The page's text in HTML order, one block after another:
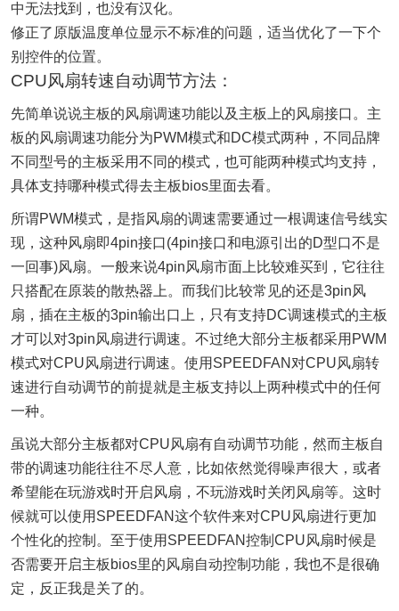
中无法找到，也没有汉化。
修正了原版温度单位显示不标准的问题，适当优化了一下个
别控件的位置。
CPU风扇转速自动调节方法：
先简单说说主板的风扇调速功能以及主板上的风扇接口。主
板的风扇调速功能分为PWM模式和DC模式两种，不同品牌
不同型号的主板采用不同的模式，也可能两种模式均支持，
具体支持哪种模式得去主板bios里面去看。
所谓PWM模式，是指风扇的调速需要通过一根调速信号线实
现，这种风扇即4pin接口(4pin接口和电源引出的D型口不是
一回事)风扇。一般来说4pin风扇市面上比较难买到，它往往
只搭配在原装的散热器上。而我们比较常见的还是3pin风
扇，插在主板的3pin输出口上，只有支持DC调速模式的主板
才可以对3pin风扇进行调速。不过绝大部分主板都采用PWM
模式对CPU风扇进行调速。使用SPEEDFAN对CPU风扇转
速进行自动调节的前提就是主板支持以上两种模式中的任何
一种。
虽说大部分主板都对CPU风扇有自动调节功能，然而主板自
带的调速功能往往不尽人意，比如依然觉得噪声很大，或者
希望能在玩游戏时开启风扇，不玩游戏时关闭风扇等。这时
候就可以使用SPEEDFAN这个软件来对CPU风扇进行更加
个性化的控制。至于使用SPEEDFAN控制CPU风扇时候是
否需要开启主板bios里的风扇自动控制功能，我也不是很确
定，反正我是关了的。